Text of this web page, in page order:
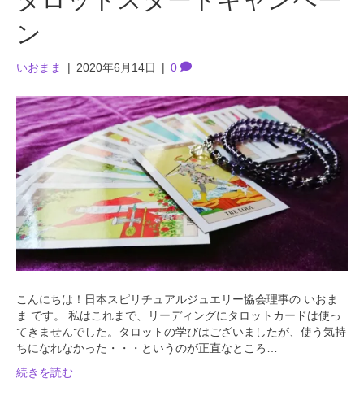
ン
いおまま | 2020年6月14日 | 0
こんにちは！日本スピリチュアルジュエリー協会理事の いおま
ま です。 私はこれまで、リーディングにタロットカードは使っ
てきませんでした。タロットの学びはございましたが、使う気持
ちになれなかった・・・というのが正直なところ…
続きを読む